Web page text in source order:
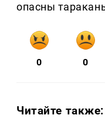
опасны
0 0
Читайте также: